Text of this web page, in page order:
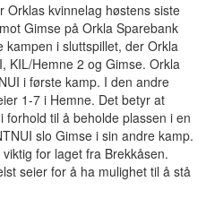
Orklas kvinnelag høstens siste
Gimse på Orkla Sparebank
kampen i sluttspillet, der Orkla
KIL/Hemne 2 og Gimse. Orkla
i første kamp. I den andre
1-7 i Hemne. Det betyr at
forhold til å beholde plassen i en
slo Gimse i sin andre kamp.
for laget fra Brekkåsen.
seier for å ha mulighet til å stå